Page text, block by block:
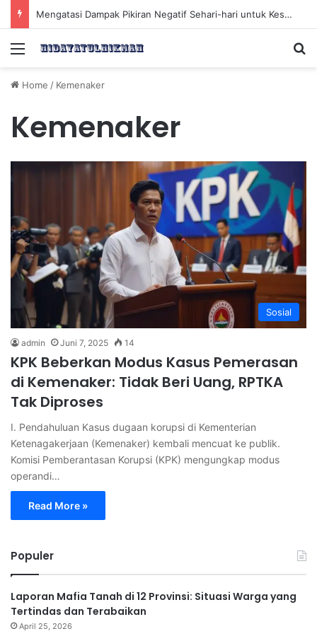
Mengatasi Dampak Pikiran Negatif Sehari-hari untuk Kesehatan Mental yang Lebih Baik
Menu
Home / Kemenaker
Kemenaker
Sosial
admin Juni 7, 2025 14
KPK Beberkan Modus Kasus Pemerasan
di Kemenaker: Tidak Beri Uang, RPTKA
Tak Diproses
I. Pendahuluan Kasus dugaan korupsi di Kementerian
Ketenagakerjaan (Kemenaker) kembali mencuat ke publik.
Komisi Pemberantasan Korupsi (KPK) mengungkap modus
operandi…
Read More »
Populer
Laporan Mafia Tanah di 12 Provinsi: Situasi Warga yang
Tertindas dan Terabaikan
April 25, 2026